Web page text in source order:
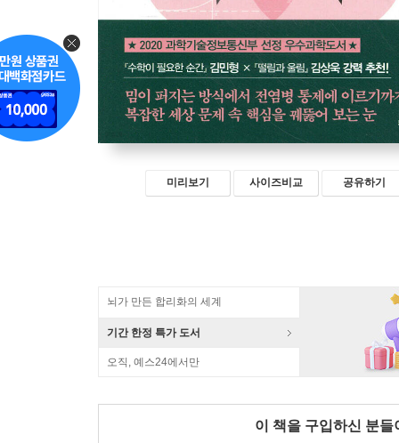
미리보기 사이즈비교 공유하기
뇌가 만든 합리화의 세계
기간 한정 특가 도서
오직, 예스24에서만
이 책을 구입하신 분